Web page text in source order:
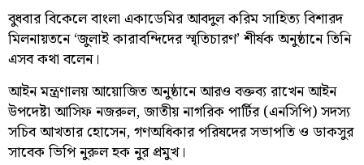
বুধবার বিকেলে বাংলা একাডেমির আবদুল করিম সাহিত্য বিশারদ
মিলনায়তনে ‘জুলাই কারাবন্দিদের স্মৃতিচারণ’ শীর্ষক অনুষ্ঠানে তিনি
এসব কথা বলেন।
আইন মন্ত্রণালয় আয়োজিত অনুষ্ঠানে আরও বক্তব্য রাখেন আইন
উপদেষ্টা আসিফ নজরুল, জাতীয় নাগরিক পার্টির (এনসিপি) সদস্য
সচিব আখতার হোসেন, গণঅধিকার পরিষদের সভাপতি ও ডাকসুর
সাবেক ভিপি নুরুল হক নুর প্রমুখ।